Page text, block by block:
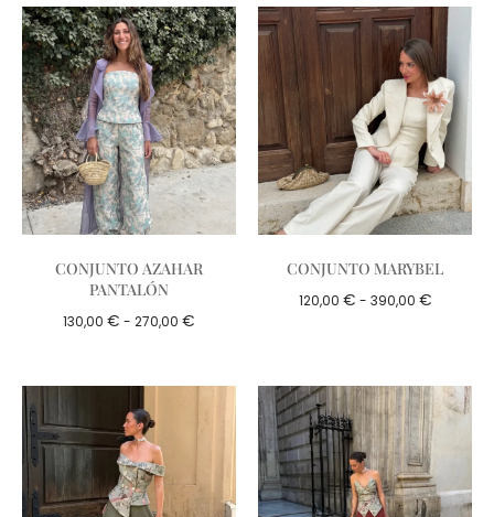
CONJUNTO AZAHAR
PANTALÓN
130,00 € - 270,00 €
CONJUNTO MARYBEL
120,00 € - 390,00 €